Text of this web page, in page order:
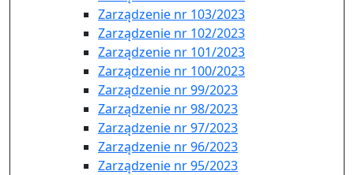
Zarządzenie nr 103/2023
Zarządzenie nr 102/2023
Zarządzenie nr 101/2023
Zarządzenie nr 100/2023
Zarządzenie nr 99/2023
Zarządzenie nr 98/2023
Zarządzenie nr 97/2023
Zarządzenie nr 96/2023
Zarządzenie nr 95/2023